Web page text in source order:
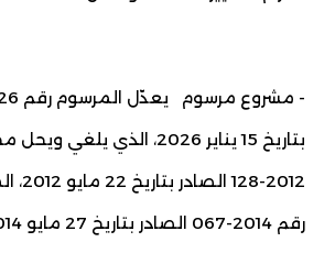
بتاريخ 15 يناير 2026، الذي
2012-